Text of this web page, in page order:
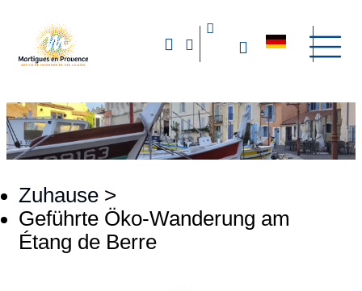
Zuhause >
Geführte Öko-Wanderung am
Étang de Berre